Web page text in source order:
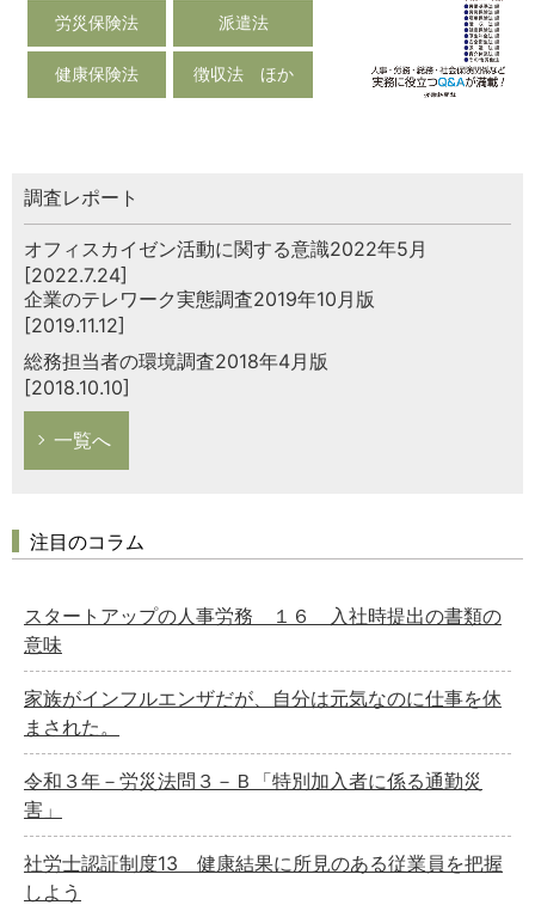
労災保険法 派遣法
健康保険法 徴収法 ほか
調査レポート
オフィスカイゼン活動に関する意識2022年5月
[2022.7.24]
企業のテレワーク実態調査2019年10月版
[2019.11.12]
総務担当者の環境調査2018年4月版
[2018.10.10]
一覧へ
注目のコラム
スタートアップの人事労務 １６ 入社時提出の書類の
意味
家族がインフルエンザだが、自分は元気なのに仕事を休
まされた。
令和３年－労災法問３－Ｂ「特別加入者に係る通勤災
害」
社労士認証制度13 健康結果に所見のある従業員を把握
しよう